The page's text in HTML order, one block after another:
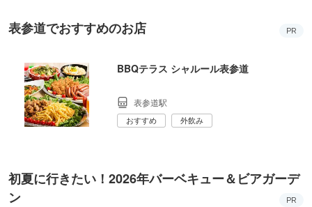
表参道でおすすめのお店 PR
BBQテラス シャルール表参道
表参道駅
おすすめ 外飲み
初夏に行きたい！2026年バーベキュー＆ビアガーデ
ン
PR